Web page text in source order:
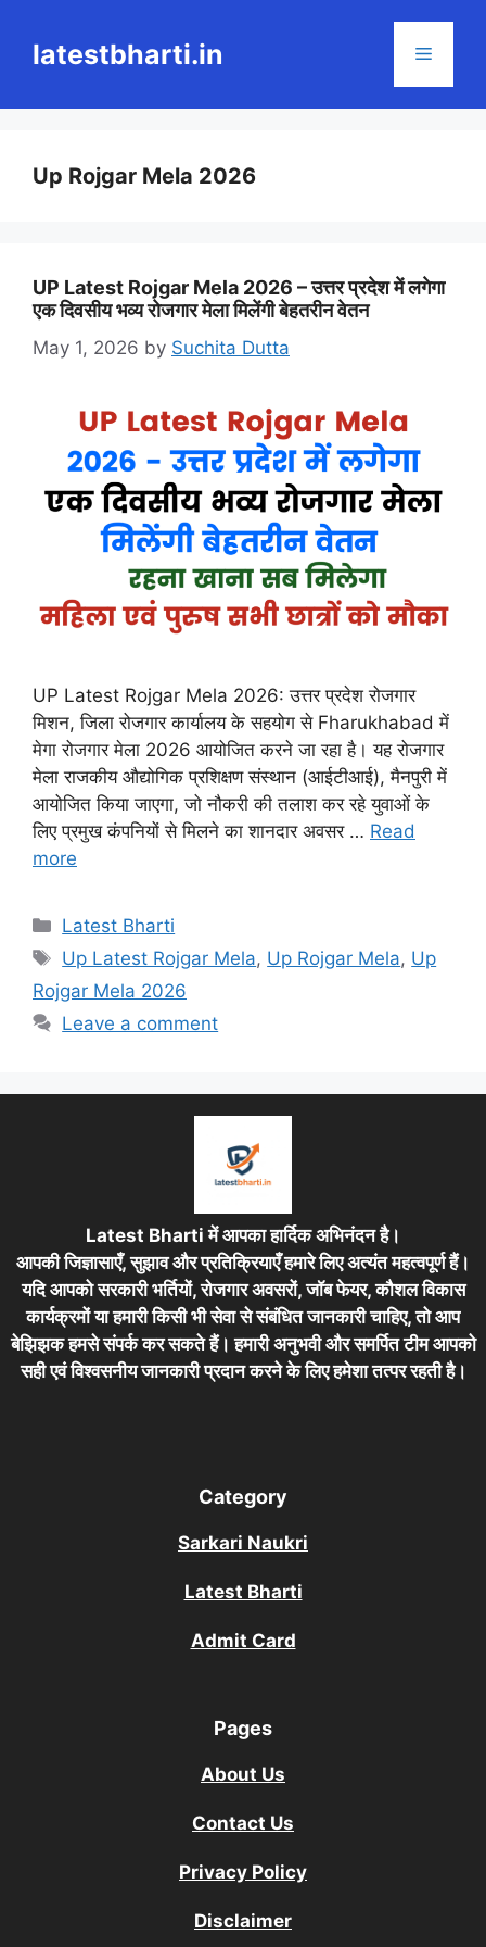
contentlatestbharti.in Menu
Up Rojgar Mela 2026
UP Latest Rojgar Mela 2026 – उत्तर प्रदेश में लगेगा
एक दिवसीय भव्य रोजगार मेला मिलेंगी बेहतरीन वेतन
May 1, 2026 by Suchita Dutta
UP Latest Rojgar Mela 2026: उत्तर प्रदेश रोजगार
मिशन, जिला रोजगार कार्यालय के सहयोग से Fharukhabad में
मेगा रोजगार मेला 2026 आयोजित करने जा रहा है। यह रोजगार
मेला राजकीय औद्योगिक प्रशिक्षण संस्थान (आईटीआई), मैनपुरी में
आयोजित किया जाएगा, जो नौकरी की तलाश कर रहे युवाओं के
लिए प्रमुख कंपनियों से मिलने का शानदार अवसर … Read
more
Categories
Latest Bharti
Tags
Up Latest Rojgar Mela, Up Rojgar Mela, Up
Rojgar Mela 2026
Leave a comment
Latest Bharti में आपका हार्दिक अभिनंदन है।
आपकी जिज्ञासाएँ, सुझाव और प्रतिक्रियाएँ हमारे लिए अत्यंत महत्वपूर्ण हैं।
यदि आपको सरकारी भर्तियों, रोजगार अवसरों, जॉब फेयर, कौशल विकास
कार्यक्रमों या हमारी किसी भी सेवा से संबंधित जानकारी चाहिए, तो आप
बेझिझक हमसे संपर्क कर सकते हैं। हमारी अनुभवी और समर्पित टीम आपको
सही एवं विश्वसनीय जानकारी प्रदान करने के लिए हमेशा तत्पर रहती है।
Category
Sarkari Naukri
Latest Bharti
Admit Card
Pages
About Us
Contact Us
Privacy Policy
Disclaimer